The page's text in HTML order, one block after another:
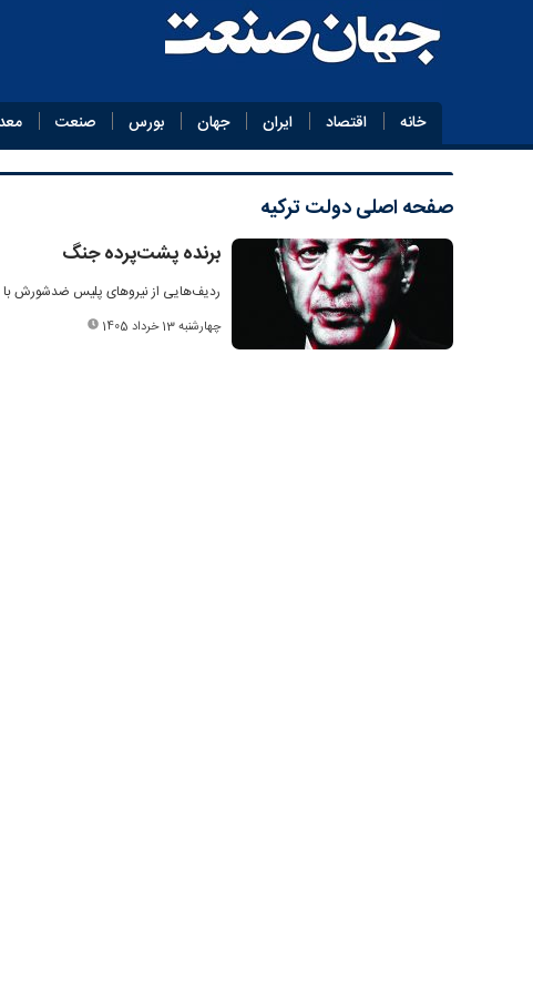
خانه اقتصاد ایران جهان بورس صنعت
صفحه اصلیدولت ترکیه
برنده پشت‌پرده جنگ
ردیف‌هایی از نیروهای پلیس ضدشورش با
چهارشنبه 13 خرداد 1405